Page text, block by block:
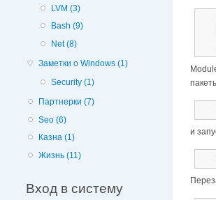
LVM (3)
Bash (9)
Net (8)
Заметки о Windows (1)
Security (1)
Партнерки (7)
Seo (6)
Казна (1)
Жизнь (11)
Вход в систему
и